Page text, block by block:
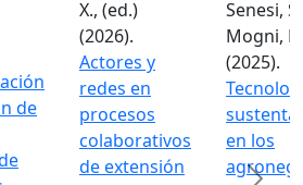
de
X., (ed.)
(2026).
Actores y
redes en
procesos
colaborativos
de extensión
Senesi,
Mogni, F.
(2025).
en los
Next